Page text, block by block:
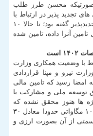
صورتیکه محسن طرز طلب
تجدید پذیر در ارتباط با
تامین مالی برای ساخت نیروگاه های تجدیدپذیر گفته بود؛ تا حالا ۱۰
قول تامین آنرا داده، تامین شده
است
با وضعیت همکاری وزارت
نیرو و مپنا قراردادی
امضا رسید که تامین مالی
توسعه ملی و مشارکت با
ها هنوز محقق نشده که
بتوان به آنها را اجرا کرد. برای نیروگاه ۱۰۰ مگاواتی حدودا معادل ۳۰
از آن بصورت ارزی و